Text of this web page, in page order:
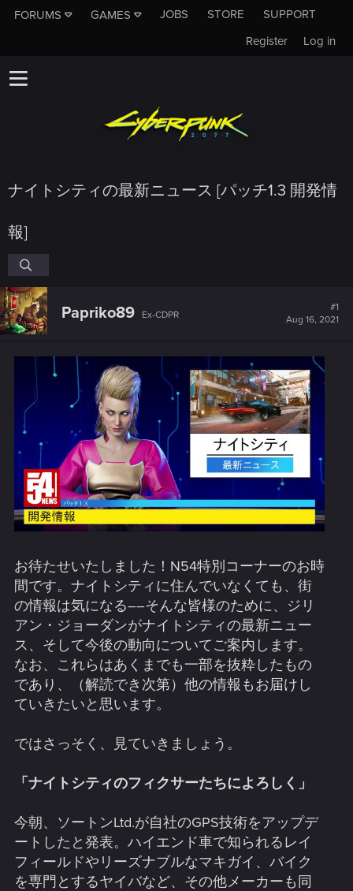
FORUMS GAMES JOBS STORE
SUPPORT
Log in
Register
ナイトシティの最新ニュース [パッチ1.3 開発情
報]
Papriko89 Ex-CDPR
#1
Aug 16, 2021
お待たせいたしました！N54特別コーナーのお時
間です。ナイトシティに住んでいなくても、街
の情報は気になる――そんな皆様のために、ジリ
アン・ジョーダンがナイトシティの最新ニュー
ス、そして今後の動向についてご案内します。
なお、これらはあくまでも一部を抜粋したもの
であり、（解読でき次第）他の情報もお届けし
ていきたいと思います。
ではさっそく、見ていきましょう。
「ナイトシティのフィクサーたちによろしく」
今朝、ソートンLtd.が自社のGPS技術をアップデ
ートしたと発表。ハイエンド車で知られるレイ
フィールドやリーズナブルなマキガイ、バイク
を専門とするヤイバなど、その他メーカーも同